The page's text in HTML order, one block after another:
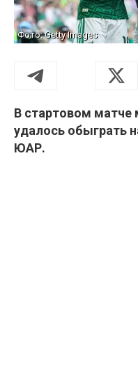
Фото: Getty Images
В стартовом матче
удалось обыграть
ЮАР.